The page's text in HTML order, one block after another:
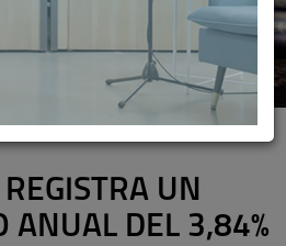
UN
ANUAL DEL 3,84%